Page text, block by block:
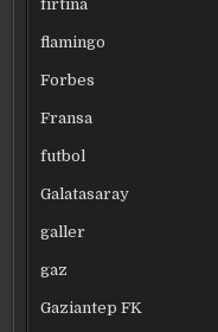
fırtına
flamingo
Forbes
Fransa
futbol
Galatasaray
galler
gaz
Gaziantep FK